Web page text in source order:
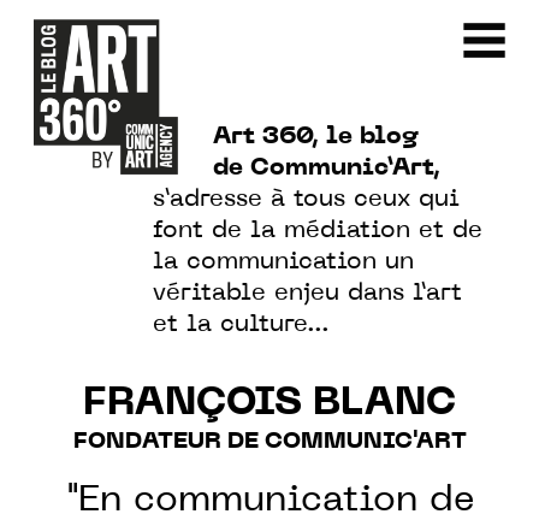
Art 360, le blog
de Communic’Art,
s’adresse à tous ceux qui
font de la médiation et de
la communication un
véritable enjeu dans l’art
et la culture…
FRANÇOIS BLANC
FONDATEUR DE COMMUNIC'ART
"En communication de